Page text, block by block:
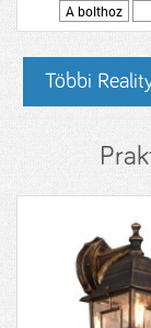
A bolthoz
Többi